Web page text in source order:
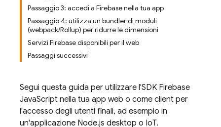
Passaggio 3: accedi a Firebase nella tua app
Passaggio 4: utilizza un bundler di moduli
(webpack/Rollup) per ridurre le dimensioni
Servizi Firebase disponibili per il web
Passaggi successivi
Segui questa guida per utilizzare l'SDK Firebase
JavaScript nella tua app web o come client per
l'accesso degli utenti finali, ad esempio in
un'applicazione Node.js desktop o IoT.